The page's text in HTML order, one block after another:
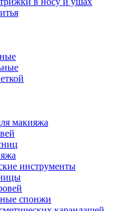
макияжа
инструменты
спонжи